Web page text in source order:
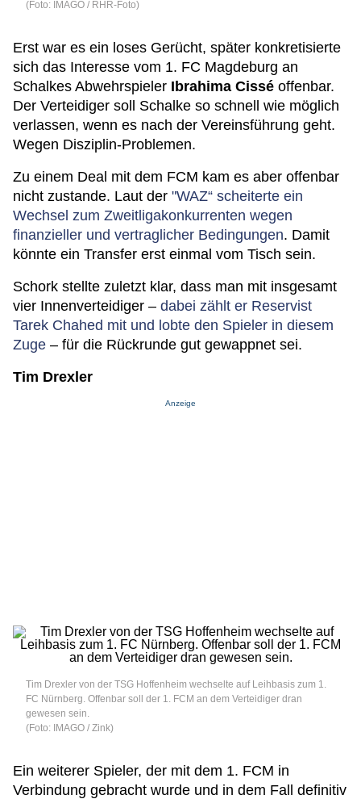
(Foto: IMAGO / RHR-Foto)
Erst war es ein loses Gerücht, später konkretisierte
sich das Interesse vom 1. FC Magdeburg an
Schalkes Abwehrspieler Ibrahima Cissé offenbar.
Der Verteidiger soll Schalke so schnell wie möglich
verlassen, wenn es nach der Vereinsführung geht.
Wegen Disziplin-Problemen.
Zu einem Deal mit dem FCM kam es aber offenbar
nicht zustande. Laut der "WAZ“ scheiterte ein
Wechsel zum Zweitligakonkurrenten wegen
finanzieller und vertraglicher Bedingungen. Damit
könnte ein Transfer erst einmal vom Tisch sein.
Schork stellte zuletzt klar, dass man mit insgesamt
vier Innenverteidiger – dabei zählt er Reservist
Tarek Chahed mit und lobte den Spieler in diesem
Zuge – für die Rückrunde gut gewappnet sei.
Tim Drexler
Anzeige
Tim Drexler von der TSG Hoffenheim wechselte auf Leihbasis zum 1.
FC Nürnberg. Offenbar soll der 1. FCM an dem Verteidiger dran
gewesen sein.
(Foto: IMAGO / Zink)
Ein weiterer Spieler, der mit dem 1. FCM in
Verbindung gebracht wurde und in dem Fall definitiv